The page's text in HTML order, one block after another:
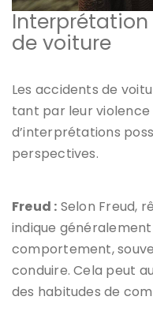
Interprétation
de voiture
Les accidents de
tant par leur
d’interprétations
perspectives.
Freud : Selon Freud,
indique
comportement,
conduire. Cela peut
des habitudes de